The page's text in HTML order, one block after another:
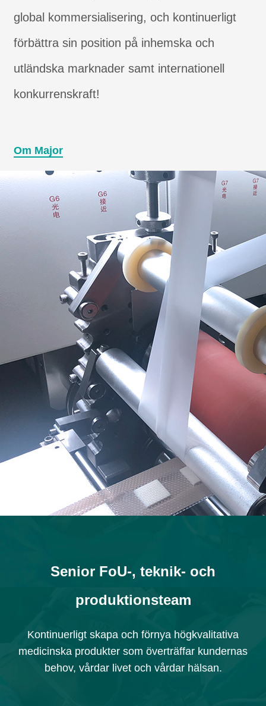
global kommersialisering, och kontinuerligt
förbättra sin position på inhemska och
utländska marknader samt internationell
konkurrenskraft!
Om Major
Senior FoU-, teknik- och
produktionsteam
Kontinuerligt skapa och förnya högkvalitativa
medicinska produkter som överträffar kundernas
behov, vårdar livet och vårdar hälsan.